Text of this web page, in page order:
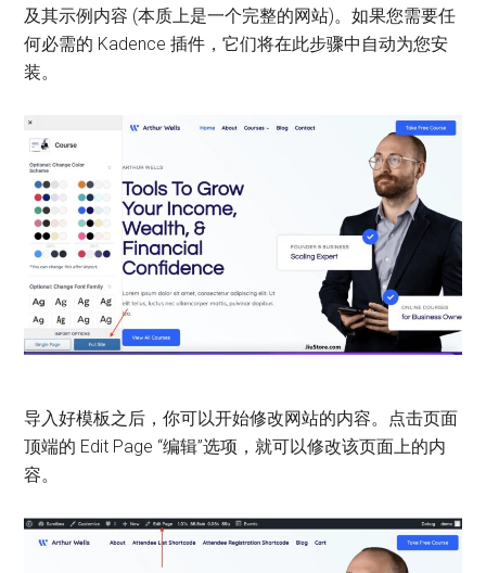
及其示例内容 (本质上是一个完整的网站)。如果您需要任
何必需的 Kadence 插件，它们将在此步骤中自动为您安
装。
导入好模板之后，你可以开始修改网站的内容。点击页面
顶端的 Edit Page “编辑”选项，就可以修改该页面上的内
容。